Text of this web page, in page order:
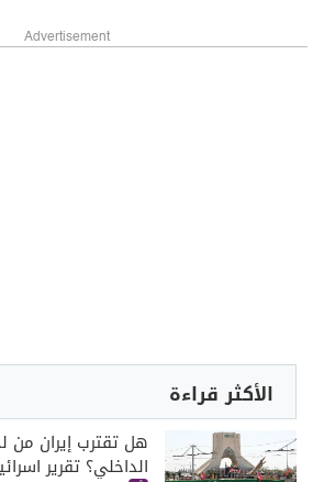
Advertisement
الأكثر قراءة
هل تقترب إيران من
الداخلي؟ تقرير